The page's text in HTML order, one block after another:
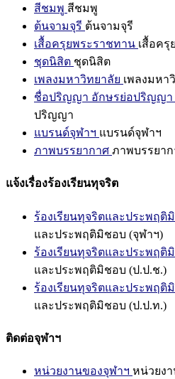
สีชมพู สีชมพู
ต้นจามจุรี ต้นจามจุรี
เสื้อครุยพระราชทาน เสื้อครุ
ชุดนิสิต ชุดนิสิต
เพลงมหาวิทยาลัย เพลงมหา
ชื่อปริญญา อักษรย่อปริญญา
ปริญญา
แบรนด์จุฬาฯ แบรนด์จุฬาฯ
ภาพบรรยากาศ ภาพบรรยา
แจ้งเรื่องร้องเรียนทุจริต
ร้องเรียนทุจริตและประพฤติ
และประพฤติมิชอบ (จุฬาฯ)
ร้องเรียนทุจริตและประพฤติ
และประพฤติมิชอบ (ป.ป.ช.)
ร้องเรียนทุจริตและประพฤติ
และประพฤติมิชอบ (ป.ป.ท.)
ติดต่อจุฬาฯ
หน่วยงานของจุฬาฯ หน่วยง